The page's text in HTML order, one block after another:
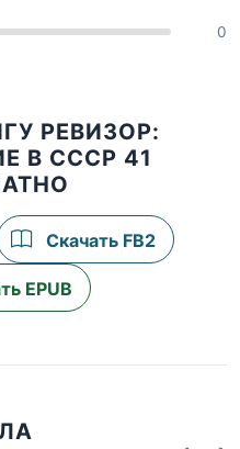
0
РЕВИЗОР:
В СССР 41
Скачать FB2
EPUB